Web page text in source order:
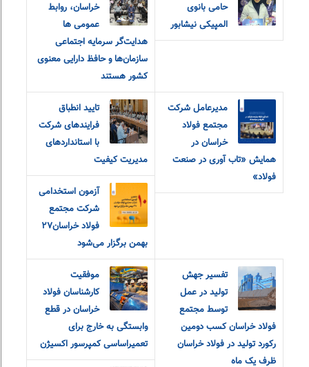
حامی بانوی
المپیکی نیشابور
خراسان، روابط
عمومی ها
هدایت‌گر سرمایه اجتماعی
سازمان‌ها و حافظ دارایی معنوی
کشور هستند
مدیرعامل شرکت
مجتمع فولاد
خراسان در
همایش «تاب آوری در صنعت
فولاد»
تایید انطباق
فرایندهای شرکت
با استانداردهای
مدیریت کیفیت
آزمون استخدامی
شرکت مجتمع
فولاد خراسان۲۷
بهمن برگزار می‌شود
تفسیر جهش
تولید در عمل
توسط مجتمع
فولاد خراسان کسب دومین
رکورد تولید در فولاد خراسان
ظرف یک ماه
موفقیت
کارشناسان فولاد
خراسان در قطع
وابستگی به خارج برای
تعمیراساسی کمپرسور اکسیژن